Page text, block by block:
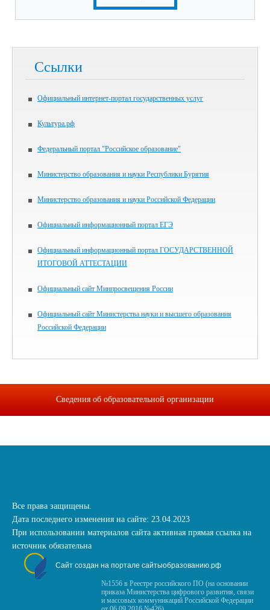
Ссылки
Официальный интернет-портал государственных услуг
Культура.рф
Федеральный портал "Российское образование"
Министерство образования и науки Республики Бурятия
Министерство образования и науки Российской Федерации
Официальный информационный портал ЕГЭ
Официальный информационный портал ГОСУДАРСТВЕННОЙ
ИТОГОВОЙ АТТЕСТАЦИИ
Официальный сайт Минпросвещения России
Официальный сайт Министерства науки и высшего образования
Российской Федерации
Сведения об образовательной организации
Все права защищены.
Дата последнего изменения на сайте: 23.04.2023
При использовании материалов сайта активная прямая ссылка на
источник обязательна
Сайт создан на портале сайтыобразованию.рф
№1556 в Реестре российского ПО (на основании
приказа Министерства цифрового развития, связи
и массовых коммуникаций Российской Федерации